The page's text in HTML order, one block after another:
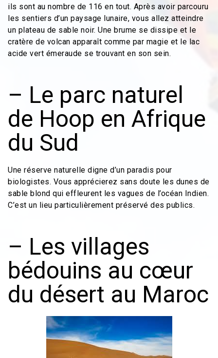
ils sont au nombre de 116 en tout. Après avoir parcouru
les sentiers d’un paysage lunaire, vous allez atteindre
un plateau de sable noir. Une brume se dissipe et le
cratère de volcan apparaît comme par magie et le lac
acide vert émeraude se trouvant en son sein.
– Le parc naturel
de Hoop en Afrique
du Sud
Une réserve naturelle digne d’un paradis pour
biologistes. Vous apprécierez sans doute les dunes de
sable blond qui effleurent les vagues de l’océan Indien.
C’est un lieu particulièrement préservé des publics.
– Les villages
bédouins au cœur
du désert au Maroc